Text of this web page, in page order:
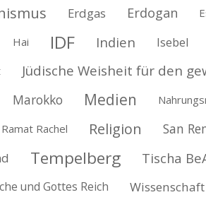
Erdgas Erdogan
Hai IDF Indien Isebel
Jüdische Weisheit für den
Marokko Medien
Ramat Rachel Religion San
Tempelberg Tischa
und Gottes Reich Wissenschaft